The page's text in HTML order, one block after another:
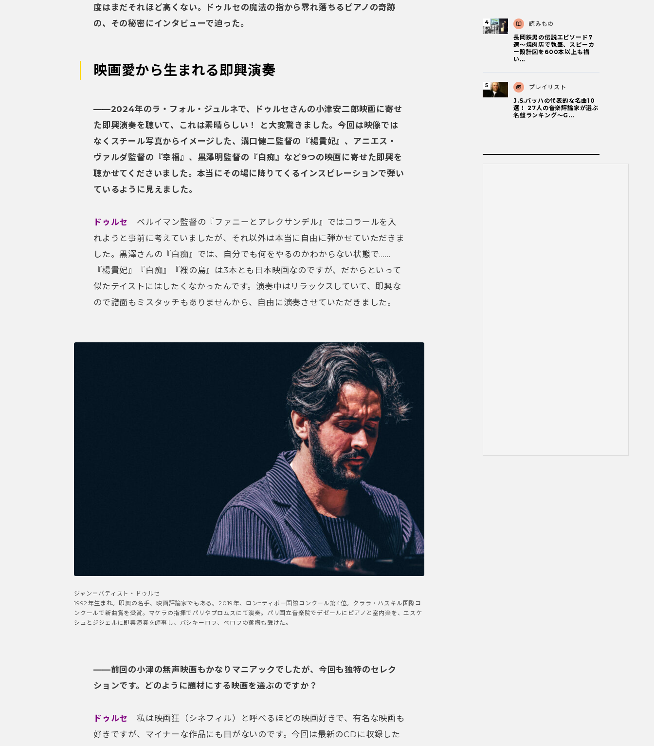
度はまだそれほど高くない。ドゥルセの魔法の指から零れ落ちるピアノの奇跡
の、その秘密にインタビューで迫った。
映画愛から生まれる即興演奏
——2024年のラ・フォル・ジュルネで、ドゥルセさんの小津安二郎映画に寄せ
た即興演奏を聴いて、これは素晴らしい！ と大変驚きました。今回は映像では
なくスチール写真からイメージした、溝口健二監督の『楊貴妃』、アニエス・
ヴァルダ監督の『幸福』、黒澤明監督の『白痴』など9つの映画に寄せた即興を
聴かせてくださいました。本当にその場に降りてくるインスピレーションで弾い
ているように見えました。
ドゥルセ
ベルイマン監督の『ファニーとアレクサンデル』ではコラールを入
れようと事前に考えていましたが、それ以外は本当に自由に弾かせていただきま
した。黒澤さんの『白痴』では、自分でも何をやるのかわからない状態で……
『楊貴妃』『白痴』『裸の島』は3本とも日本映画なのですが、だからといって
似たテイストにはしたくなかったんです。演奏中はリラックスしていて、即興な
ので譜面もミスタッチもありませんから、自由に演奏させていただきました。
ジャン＝バティスト・ドゥルセ
1992年生まれ。即興の名手、映画評論家でもある。2019年、ロン=ティボー国際コンクール第4位。クララ・ハスキル国際コ
ンクールで新曲賞を受賞。マケラの指揮でパリやプロムスにて演奏。パリ国立音楽院でデゼールにピアノと室内楽を、エスケ
シュとジジェルに即興演奏を師事し、バシキーロフ、ベロフの薫陶も受けた。
——前回の小津の無声映画もかなりマニアックでしたが、今回も独特のセレク
ションです。どのように題材にする映画を選ぶのですか？
ドゥルセ 私は映画狂（シネフィル）と呼べるほどの映画好きで、有名な映画も
好きですが、マイナーな作品にも目がないのです。今回は最新のCDに収録した
読みもの
長岡鉄男の伝説エピソード7
選〜焼肉店で執筆、スピーカ
ー設計図を600本以上も描
い...
プレイリスト
J.S.バッハの代表的な名曲10
選！ 27人の音楽評論家が選ぶ
名盤ランキング〜G...